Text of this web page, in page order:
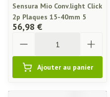
Sensura Mio Conv.light Click
2p Plaques 15-40mm 5
56,98 €
Ajouter au panier